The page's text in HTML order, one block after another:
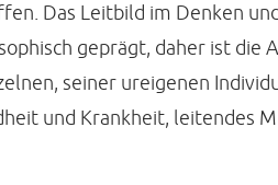
Das Leitbild im Denken
geprägt, daher ist die
seiner ureigenen
und Krankheit, leitendes